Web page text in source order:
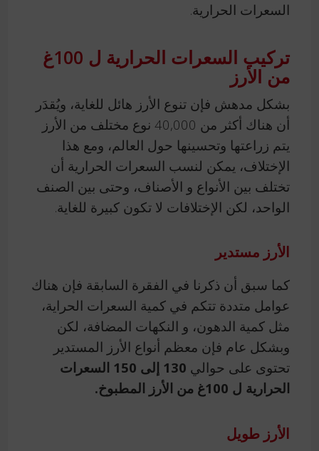
السعرات الحرارية.
تركيب السعرات الحرارية ل 100غ
من الأرز
بشكل مدهش فإن تنوع الأرز هائل للغاية، ويُقدَر
أن هناك أكثر من 40,000 نوع مختلف من الأرز
يتم زراعتها وتحسينها حول العالم، ومع هذا
الإختلاف، يمكن لنسب السعرات الحرارية أن
تختلف بين الأنواع و الأصناف، وحتى بين الصنف
الواحد، لكن الإختلافات لا تكون كبيرة للغاية.
الأرز مستدير
كما سبق أن ذكرنا في الفقرة السابقة فإن هناك
عوامل متددة تتكم في كمية السعرات الحراية،
مثل كمية الدهون، و النكهات المضافة، لكن
وبشكل عام فإن معظم أنواع الأرز المستدير
تحتوى على حوالي
130 إلى 150 السعرات
الحرارية ل 100غ من الأرز المطبوخ.
الأرز طويل